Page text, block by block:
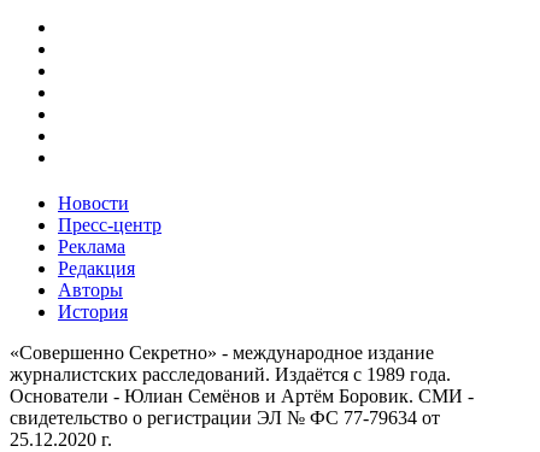
Новости
Пресс-центр
Реклама
Редакция
Авторы
История
«Совершенно Секретно» - международное издание
журналистских расследований. Издаётся с 1989 года.
Основатели - Юлиан Семёнов и Артём Боровик. CМИ -
свидетельство о регистрации ЭЛ № ФС 77-79634 от
25.12.2020 г.